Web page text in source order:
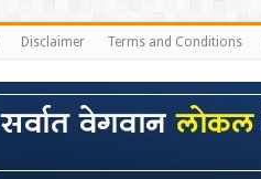
Disclaimer Terms and Conditions